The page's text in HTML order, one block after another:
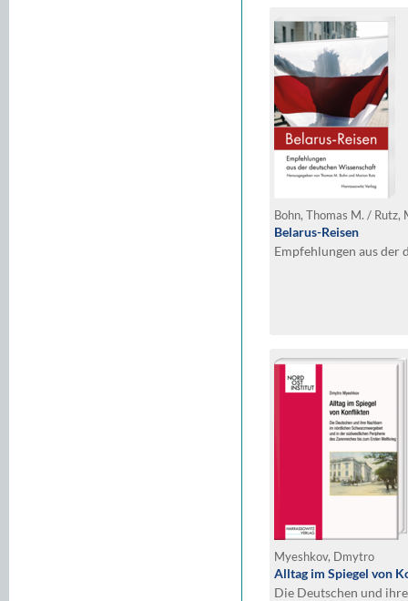
Bohn, Thomas M. / Rutz,
Belarus-Reisen
Empfehlungen aus der
Myeshkov, Dmytro
Alltag im Spiegel von
Die Deutschen und